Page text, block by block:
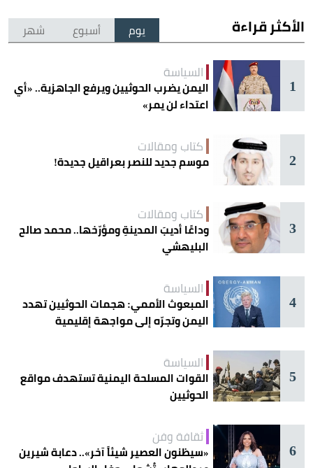
الأكثر قراءة يوم أسبوع شهر
1
السياسة
اليمن يضرب الحوثيين ويرفع الجاهزية.. «أي
اعتداء لن يمر»
2
كتاب ومقالات
موسم جديد للنصر بعراقيل جديدة!
3
كتاب ومقالات
وداعًا أديبَ المدينةِ ومؤرّخها.. محمد صالح
البليهشي
4
السياسة
المبعوث الأممي: هجمات الحوثيين تهدد
اليمن وتجرّه إلى مواجهة إقليمية
5
السياسة
القوات المسلحة اليمنية تستهدف مواقع
الحوثيين
6
ثقافة وفن
«سيظنون العصير شيئاً آخر».. دعابة شيرين